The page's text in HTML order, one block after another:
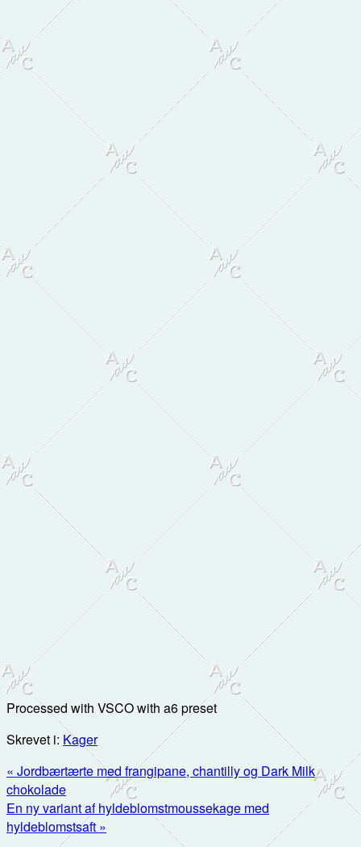
Processed with VSCO with a6 preset
Skrevet i: Kager
Previous
Post:
« Jordbærtærte med frangipane, chantilly og Dark Milk
chokolade
Next
Post:
En ny variant af hyldeblomstmoussekage med
hyldeblomstsaft »